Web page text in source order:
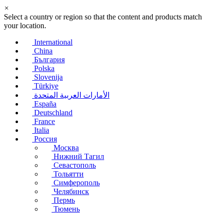
×
Select a country or region so that the content and products match
your location.
International
China
България
Polska
Slovenija
Türkiye
الأمارات العربية المتحدة
España
Deutschland
France
Italia
Россия
Москва
Нижний Тагил
Севастополь
Тольятти
Симферополь
Челябинск
Пермь
Тюмень